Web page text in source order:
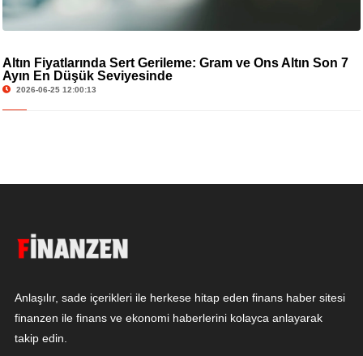
Altın Fiyatlarında Sert Gerileme: Gram ve Ons Altın Son 7
Ayın En Düşük Seviyesinde
2026-06-25 12:00:13
Anlaşılır, sade içerikleri ile herkese hitap eden finans haber sitesi
finanzen ile finans ve ekonomi haberlerini kolayca anlayarak
takip edin.